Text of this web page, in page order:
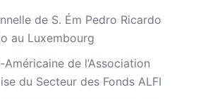
de S. Ém Pedro Ricardo
au Luxembourg
de l’Association
du Secteur des Fonds ALFI